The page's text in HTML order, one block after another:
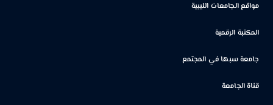
مواقع الجامعات الليبية
المكتبة الرقمية
جامعة سبها في المجتمع
قناة الجامعة